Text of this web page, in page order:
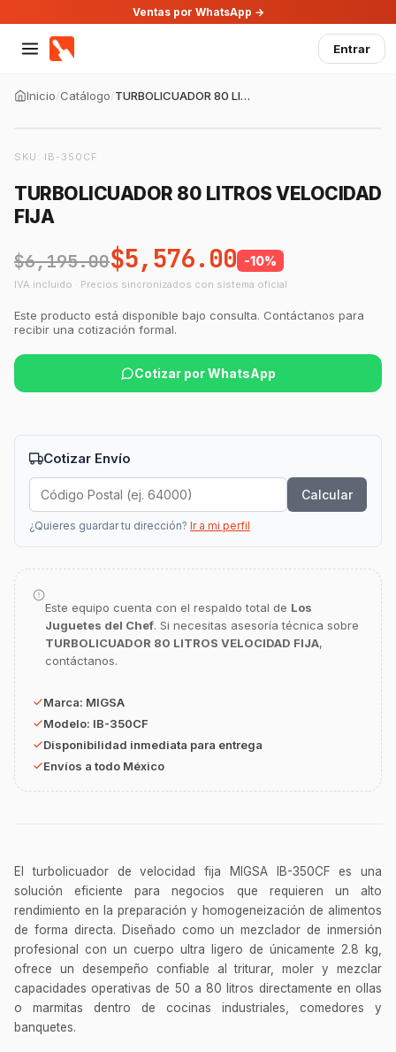
Ventas por WhatsApp →
Entrar
Inicio/Catálogo/ TURBOLICUADOR 80 LITROS VELOCIDAD FIJA
SKU: IB-350CF
TURBOLICUADOR 80 LITROS VELOCIDAD
FIJA
$6,195.00$5,576.00 -10%
IVA incluido · Precios sincronizados con sistema oficial
Este producto está disponible bajo consulta. Contáctanos para
recibir una cotización formal.
Cotizar por WhatsApp
Cotizar Envío
Calcular
¿Quieres guardar tu dirección? Ir a mi perfil
Este equipo cuenta con el respaldo total de Los
Juguetes del Chef. Si necesitas asesoría técnica sobre
TURBOLICUADOR 80 LITROS VELOCIDAD FIJA,
contáctanos.
Marca: MIGSA
Modelo: IB-350CF
Disponibilidad inmediata para entrega
Envíos a todo México
El turbolicuador de velocidad fija MIGSA IB-350CF es una
solución eficiente para negocios que requieren un alto
rendimiento en la preparación y homogeneización de alimentos
de forma directa. Diseñado como un mezclador de inmersión
profesional con un cuerpo ultra ligero de únicamente 2.8 kg,
ofrece un desempeño confiable al triturar, moler y mezclar
capacidades operativas de 50 a 80 litros directamente en ollas
o marmitas dentro de cocinas industriales, comedores y
banquetes.
GastroBot
Asesor Chef Online
¡Hola Chef! 🍳 Soy GastroBot, tu asesor
¿En qué te puedo apoyar hoy con tu
Buscar estufas industriales
Ver sucursales y contacto